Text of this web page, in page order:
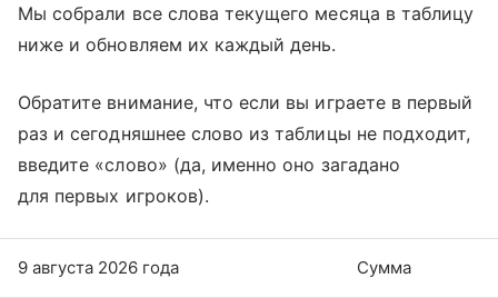
Мы собрали все слова текущего месяца в таблицу
ниже и обновляем их каждый день.
Обратите внимание, что если вы играете в первый
раз и сегодняшнее слово из таблицы не подходит,
введите «слово» (да, именно оно загадано
для первых игроков).
9 августа 2026 года Сумма